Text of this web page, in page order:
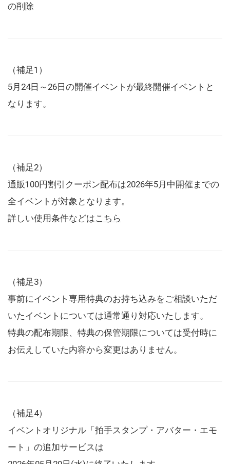
の削除
（補足1）
5月24日～26日の開催イベントが最終開催イベントと
なります。
（補足2）
通販100円割引クーポン配布は2026年5月中開催までの
全イベントが対象となります。
詳しい使用条件などはこちら
（補足3）
事前にイベント専用特典のお持ち込みをご相談いただ
いたイベントについては通常通り対応いたします。
特典の配布期限、特典の保管期限については受付時に
お伝えしていた内容から変更はありません。
（補足4）
イベントオリジナル「拍手スタンプ・アバター・エモ
ート」の追加サービスは